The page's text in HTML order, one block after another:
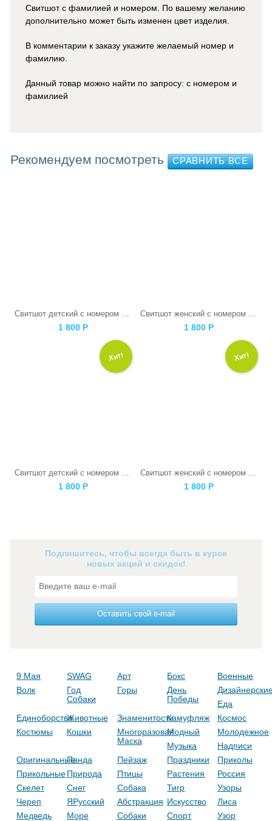
Свитшот с фамилией и номером. По вашему желанию
дополнительно может быть изменен цвет изделия.
В комментарии к заказу укажите желаемый номер и
фамилию.
Данный товар можно найти по запросу: с номером и
фамилией
Рекомендуем посмотреть
1 800 Р 1 800 Р
Хит!
Свитшот детский с номером черный
1 800 Р
Хит!
Свитшот женский с номером черный
1 800 Р
Подпишитесь, чтобы всегда быть в курсе
новых акций и скидок!
Оставить свой e-mail
9 Мая SWAG Арт Бокс
Военные
Волк
Год
Собаки
Горы
День
Победы
Еда
ЕдиноборстваЖивотные ЗнаменитостиКамуфляж
Космос
Костюмы
Кошки
Многоразовая
Маска
Модный
Молодежное
Музыка
Надписи
ОригинальныеПанда Пейзаж Праздники
Приколы
ПрикольныеПрирода Птицы Растения
Россия
Скелет
Снег Собака Тигр
Узоры
Череп
ЯРусский Абстракция Искусство
Лиса
Медведь
Море Собаки Спорт Узор